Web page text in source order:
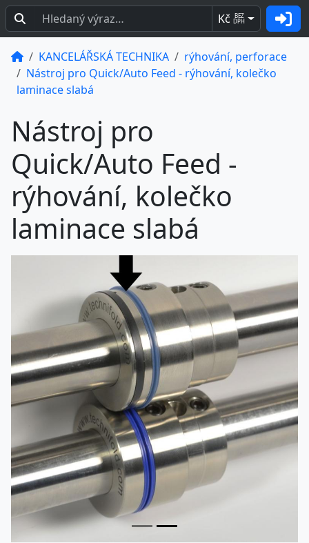
Kč BEZ
DPH
KANCELÁŘSKÁ TECHNIKA
rýhování, perforace
Nástroj pro Quick/Auto Feed - rýhování, kolečko
laminace slabá
Nástroj pro
Quick/Auto Feed -
rýhování, kolečko
laminace slabá